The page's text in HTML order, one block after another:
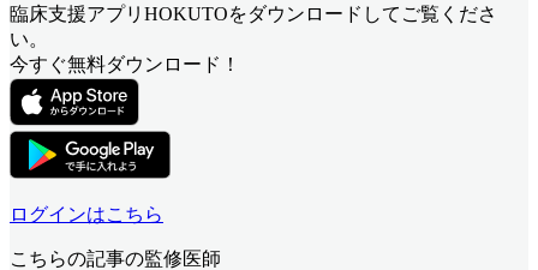
臨床支援アプリHOKUTOをダウンロードしてご覧くださ
い。
今すぐ無料ダウンロード！
ログインはこちら
こちらの記事の監修医師